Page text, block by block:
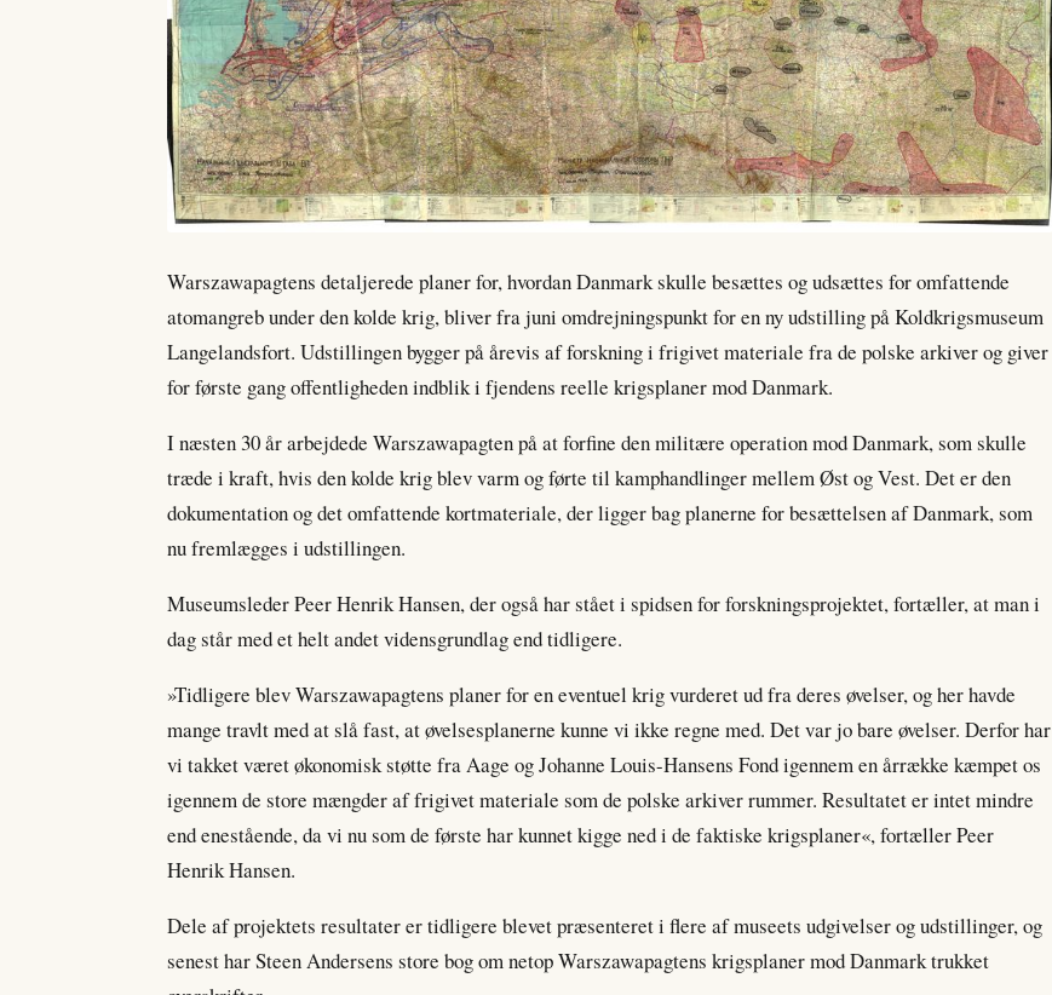
Warszawapagtens detaljerede planer for, hvordan Danmark skulle besættes og udsættes for omfattende
atomangreb under den kolde krig, bliver fra juni omdrejningspunkt for en ny udstilling på Koldkrigsmuseum
Langelandsfort. Udstillingen bygger på årevis af forskning i frigivet materiale fra de polske arkiver og giver
for første gang offentligheden indblik i fjendens reelle krigsplaner mod Danmark.
I næsten 30 år arbejdede Warszawapagten på at forfine den militære operation mod Danmark, som skulle
træde i kraft, hvis den kolde krig blev varm og førte til kamphandlinger mellem Øst og Vest. Det er den
dokumentation og det omfattende kortmateriale, der ligger bag planerne for besættelsen af Danmark, som
nu fremlægges i udstillingen.
Museumsleder Peer Henrik Hansen, der også har stået i spidsen for forskningsprojektet, fortæller, at man i
dag står med et helt andet vidensgrundlag end tidligere.
»Tidligere blev Warszawapagtens planer for en eventuel krig vurderet ud fra deres øvelser, og her havde
mange travlt med at slå fast, at øvelsesplanerne kunne vi ikke regne med. Det var jo bare øvelser. Derfor har
vi takket været økonomisk støtte fra Aage og Johanne Louis-Hansens Fond igennem en årrække kæmpet os
igennem de store mængder af frigivet materiale som de polske arkiver rummer. Resultatet er intet mindre
end enestående, da vi nu som de første har kunnet kigge ned i de faktiske krigsplaner«, fortæller Peer
Henrik Hansen.
Dele af projektets resultater er tidligere blevet præsenteret i flere af museets udgivelser og udstillinger, og
senest har Steen Andersens store bog om netop Warszawapagtens krigsplaner mod Danmark trukket